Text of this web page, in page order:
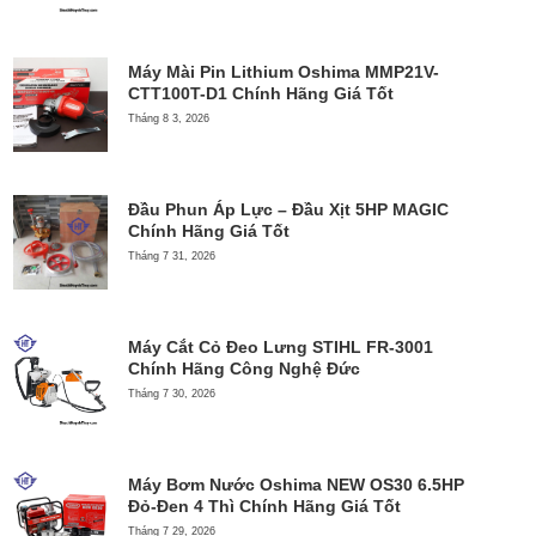
Máy Mài Pin Lithium Oshima MMP21V-
CTT100T-D1 Chính Hãng Giá Tốt
Tháng 8 3, 2026
Đầu Phun Áp Lực – Đầu Xịt 5HP MAGIC
Chính Hãng Giá Tốt
Tháng 7 31, 2026
Máy Cắt Cỏ Đeo Lưng STIHL FR-3001
Chính Hãng Công Nghệ Đức
Tháng 7 30, 2026
Máy Bơm Nước Oshima NEW OS30 6.5HP
Đỏ-Đen 4 Thì Chính Hãng Giá Tốt
Tháng 7 29, 2026